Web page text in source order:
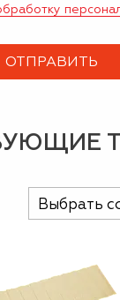
Выбрать